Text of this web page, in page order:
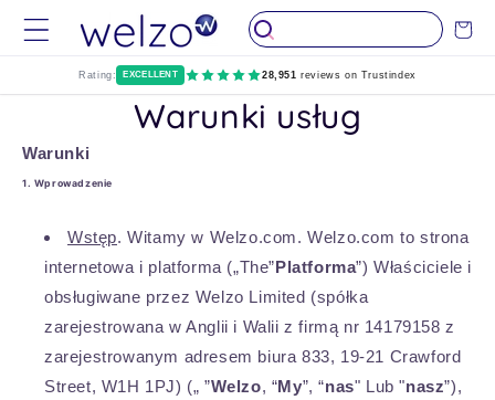
do
Wózek
Rating: EXCELLENT 28,951 reviews on Trustindex
Warunki usług
Warunki
1. Wprowadzenie
Wstęp. Witamy w Welzo.com. Welzo.com to strona
internetowa i platforma („The”Platforma”) Właściciele i
obsługiwane przez Welzo Limited (spółka
zarejestrowana w Anglii i Walii z firmą nr 14179158 z
zarejestrowanym adresem biura 833, 19-21 Crawford
Street, W1H 1PJ) („ ”Welzo, “My”, “nas" Lub "nasz”),